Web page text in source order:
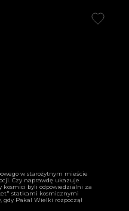
w starożytnym mieście
Czy naprawdę ukazuje
kosmici byli odpowiedzialni za
statkami kosmicznymi
gdy Pakal Wielki rozpoczął